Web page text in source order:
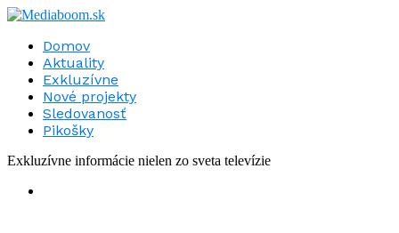
Domov
Aktuality
Exkluzívne
Nové projekty
Sledovanosť
Pikošky
Exkluzívne informácie nielen zo sveta televízie